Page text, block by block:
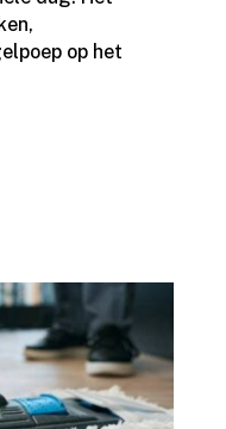
op het